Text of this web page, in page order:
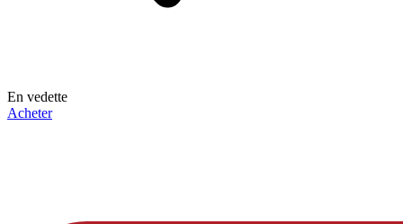
En vedette
Acheter